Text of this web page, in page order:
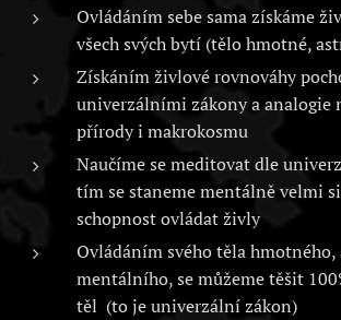
Ovládáním sebe sama získáme
všech svých bytí (tělo hmotné,
Získáním živlové rovnováhy
univerzálními zákony a analogie
přírody i makrokosmu
Naučíme se meditovat dle
tím se staneme mentálně velmi
schopnost ovládat živly
Ovládáním svého těla
mentálního, se můžeme těšit
těl (to je univerzální zákon)